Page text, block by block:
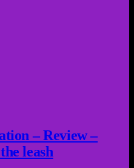
– Review –
leash